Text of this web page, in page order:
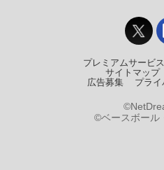
プレミアムサービス
サイトマップ
広告募集
プラ
©ベースボール